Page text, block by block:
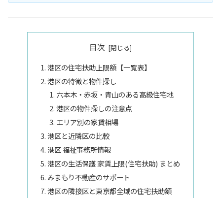
目次
港区の住宅扶助上限額【一覧表】
港区の特徴と物件探し
六本木・赤坂・青山のある高級住宅地
港区の物件探しの注意点
エリア別の家賃相場
港区と近隣区の比較
港区 福祉事務所情報
港区の生活保護 家賃上限(住宅扶助) まとめ
みまもり不動産のサポート
港区の隣接区と東京都全域の住宅扶助額